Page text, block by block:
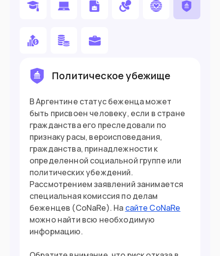
У вас есть пассивный доход от $1,400 в
месяц
Вы ждете ребенка и хотите получить
гражданство по рождению
Въезд в страну
Документ Загранпаспорт
Виза 90 дней без визы из 180
Политическое убежище
В Аргентине статус беженца может
быть присвоен человеку, если в стране
гражданства его преследовали по
признаку расы, вероисповедания,
гражданства, принадлежности к
определенной социальной группе или
политических убеждений.
Рассмотрением заявлений занимается
специальная комиссия по делам
беженцев (CoNaRe). На сайте CoNaRe
можно найти всю необходимую
информацию.